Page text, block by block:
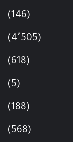
(146)
(4٬505)
(618)
(5)
(188)
(568)